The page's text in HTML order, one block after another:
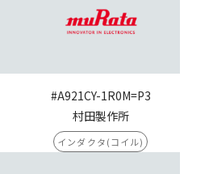
#A921CY-1R0M=P3
村田製作所
インダクタ(コイル)